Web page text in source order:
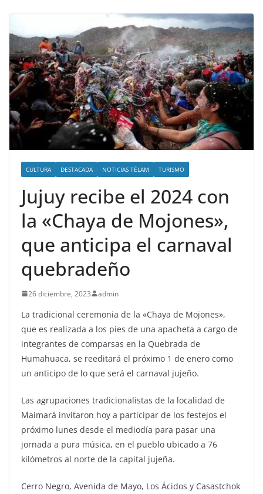
CULTURA DESTACADA NOTICIAS TÉLAM TURISMO
Jujuy recibe el 2024 con
la «Chaya de Mojones»,
que anticipa el carnaval
quebradeño
26 diciembre, 2023 admin
La tradicional ceremonia de la «Chaya de Mojones»,
que es realizada a los pies de una apacheta a cargo de
integrantes de comparsas en la Quebrada de
Humahuaca, se reeditará el próximo 1 de enero como
un anticipo de lo que será el carnaval jujeño.
Las agrupaciones tradicionalistas de la localidad de
Maimará invitaron hoy a participar de los festejos el
próximo lunes desde el mediodía para pasar una
jornada a pura música, en el pueblo ubicado a 76
kilómetros al norte de la capital jujeña.
Cerro Negro, Avenida de Mayo, Los Ácidos y Casastchok